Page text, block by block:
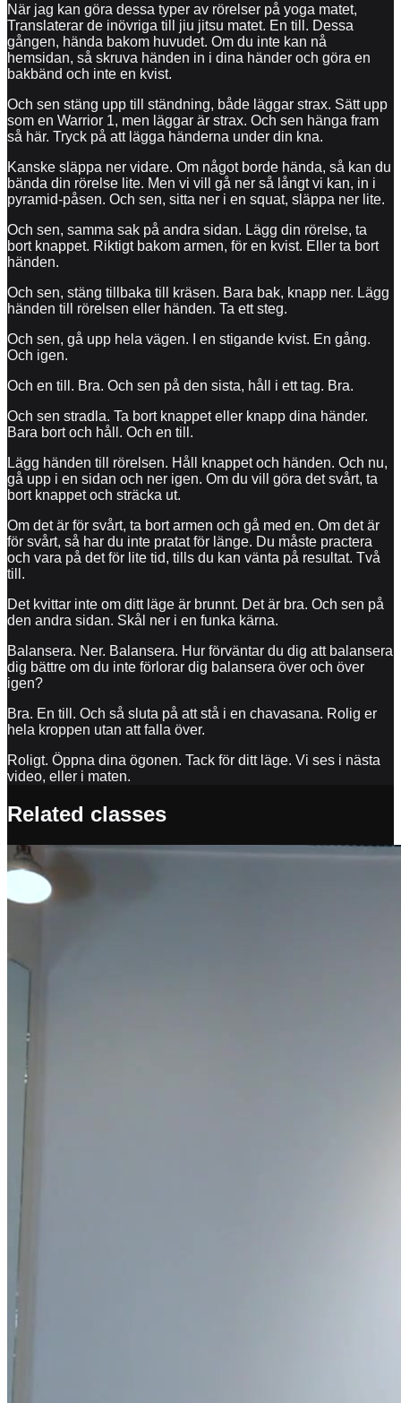
När jag kan göra dessa typer av rörelser på yoga matet,
Translaterar de inövriga till jiu jitsu matet. En till. Dessa
gången, hända bakom huvudet. Om du inte kan nå
hemsidan, så skruva händen in i dina händer och göra en
bakbänd och inte en kvist.
Och sen stäng upp till ständning, både läggar strax. Sätt upp
som en Warrior 1, men läggar är strax. Och sen hänga fram
så här. Tryck på att lägga händerna under din kna.
Kanske släppa ner vidare. Om något borde hända, så kan du
bända din rörelse lite. Men vi vill gå ner så långt vi kan, in i
pyramid-påsen. Och sen, sitta ner i en squat, släppa ner lite.
Och sen, samma sak på andra sidan. Lägg din rörelse, ta
bort knappet. Riktigt bakom armen, för en kvist. Eller ta bort
händen.
Och sen, stäng tillbaka till kräsen. Bara bak, knapp ner. Lägg
händen till rörelsen eller händen. Ta ett steg.
Och sen, gå upp hela vägen. I en stigande kvist. En gång.
Och igen.
Och en till. Bra. Och sen på den sista, håll i ett tag. Bra.
Och sen stradla. Ta bort knappet eller knapp dina händer.
Bara bort och håll. Och en till.
Lägg händen till rörelsen. Håll knappet och händen. Och nu,
gå upp i en sidan och ner igen. Om du vill göra det svårt, ta
bort knappet och sträcka ut.
Om det är för svårt, ta bort armen och gå med en. Om det är
för svårt, så har du inte pratat för länge. Du måste practera
och vara på det för lite tid, tills du kan vänta på resultat. Två
till.
Det kvittar inte om ditt läge är brunnt. Det är bra. Och sen på
den andra sidan. Skål ner i en funka kärna.
Balansera. Ner. Balansera. Hur förväntar du dig att balansera
dig bättre om du inte förlorar dig balansera över och över
igen?
Bra. En till. Och så sluta på att stå i en chavasana. Rolig er
hela kroppen utan att falla över.
Roligt. Öppna dina ögonen. Tack för ditt läge. Vi ses i nästa
video, eller i maten.
Related classes